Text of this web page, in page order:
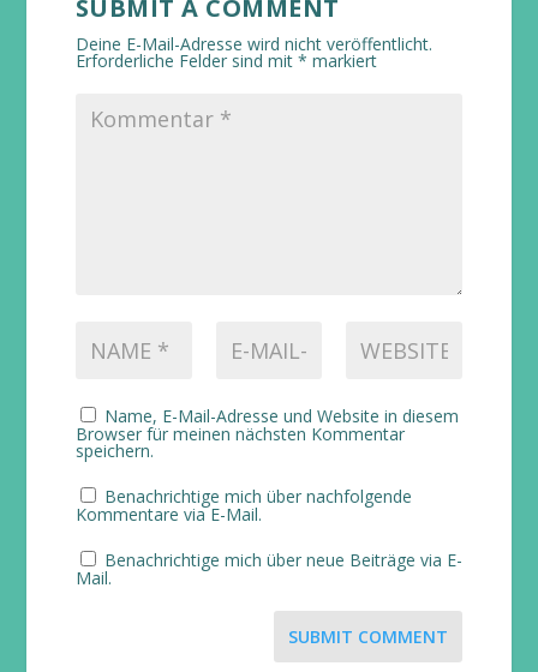
SUBMIT A COMMENT
Deine E-Mail-Adresse wird nicht veröffentlicht.
Erforderliche Felder sind mit * markiert
Name, E-Mail-Adresse und Website in diesem
Browser für meinen nächsten Kommentar
speichern.
Benachrichtige mich über nachfolgende
Kommentare via E-Mail.
Benachrichtige mich über neue Beiträge via E-
Mail.
SUBMIT COMMENT